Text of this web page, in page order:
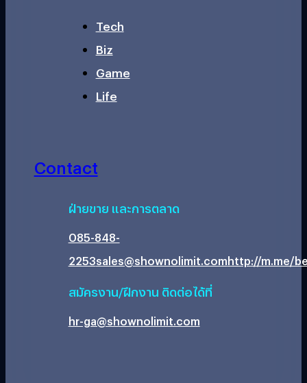
Tech
Biz
Game
Life
Contact
ฝ่ายขาย และการตลาด
085-848-
2253sales@shownolimit.comhttp://m.me/
สมัครงาน/ฝึกงาน ติดต่อได้ที่
hr-ga@shownolimit.com